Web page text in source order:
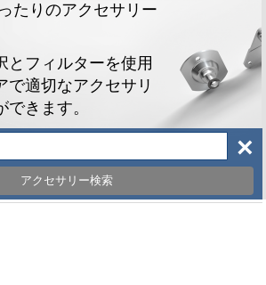
たりのアクセサリー
とフィルターを使用
で適切なアクセサリ
きます。
アクセサリー検索
×